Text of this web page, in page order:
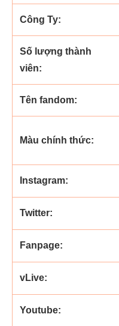
Công Ty:
Số lượng thành
viên:
Tên fandom:
Màu chính thức:
Instagram:
Twitter:
Fanpage:
vLive:
Youtube: